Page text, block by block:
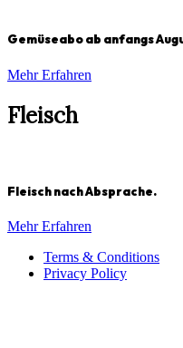
Gemüseabo ab anfangs
Mehr Erfahren
Fleisch
Fleisch nach Absprache.
Mehr Erfahren
Terms & Conditions
Privacy Policy